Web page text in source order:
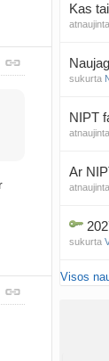
Kas
atnaujinta
sukurta
NIPT
atnaujinta
Ar
atnaujinta
sukurta
Visos